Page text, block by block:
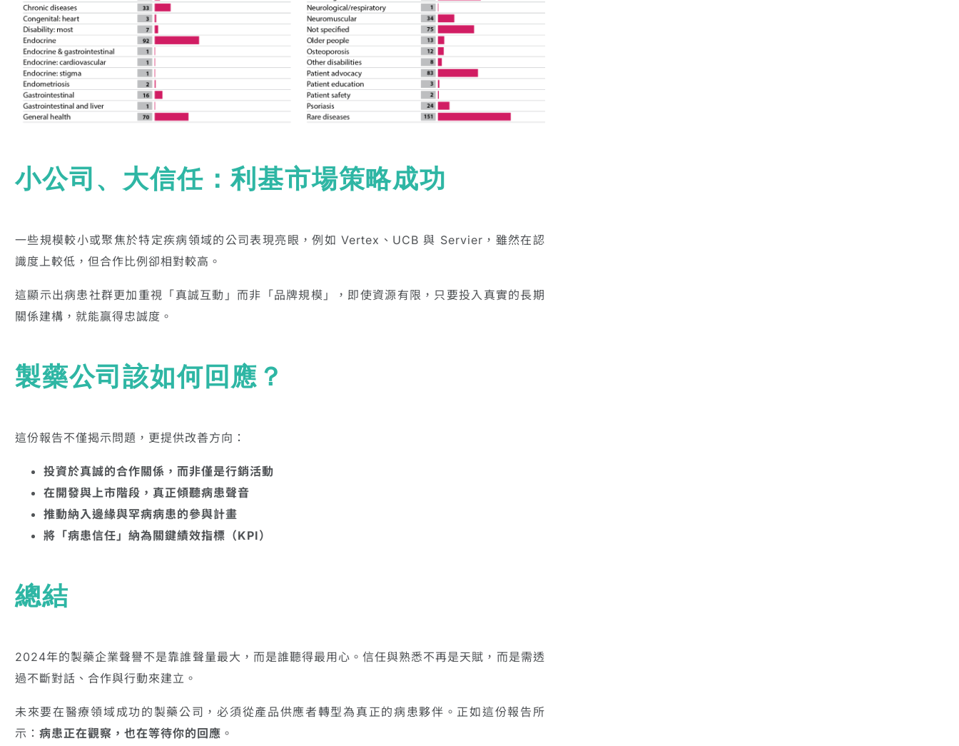
小公司、大信任：利基市場策略成功
一些規模較小或聚焦於特定疾病領域的公司表現亮眼，例如 Vertex、UCB 與 Servier，雖然在認
識度上較低，但合作比例卻相對較高。
這顯示出病患社群更加重視「真誠互動」而非「品牌規模」，即使資源有限，只要投入真實的長期
關係建構，就能贏得忠誠度。
製藥公司該如何回應？
這份報告不僅揭示問題，更提供改善方向：
投資於真誠的合作關係，而非僅是行銷活動
在開發與上市階段，真正傾聽病患聲音
推動納入邊緣與罕病病患的參與計畫
將「病患信任」納為關鍵績效指標（KPI）
總結
2024年的製藥企業聲譽不是靠誰聲量最大，而是誰聽得最用心。信任與熟悉不再是天賦，而是需透
過不斷對話、合作與行動來建立。
未來要在醫療領域成功的製藥公司，必須從產品供應者轉型為真正的病患夥伴。正如這份報告所
示： 病患正在觀察，也在等待你的回應 。